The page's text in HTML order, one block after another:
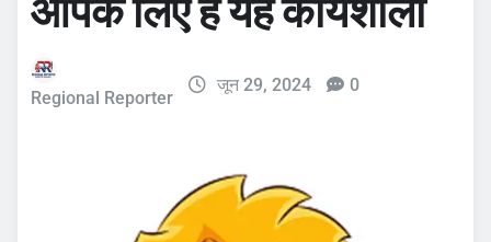
आपके लिए है यह कार्यशाला
Regional Reporter
जून 29, 2024 0